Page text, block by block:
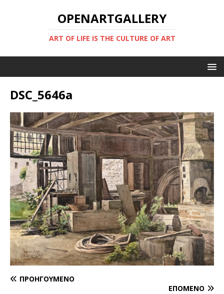
OPENARTGALLERY
ART OF LIFE IS THE CULTURE OF ART
DSC_5646a
ΠΡΟΗΓΟΎΜΕΝΟ
ΕΠΌΜΕΝΟ